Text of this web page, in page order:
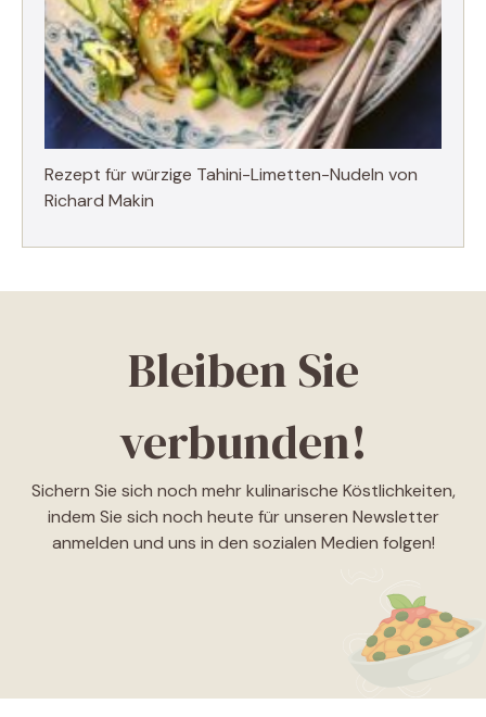
Rezept für würzige Tahini-Limetten-Nudeln von
Richard Makin
Bleiben Sie
verbunden!
Sichern Sie sich noch mehr kulinarische Köstlichkeiten,
indem Sie sich noch heute für unseren Newsletter
anmelden und uns in den sozialen Medien folgen!